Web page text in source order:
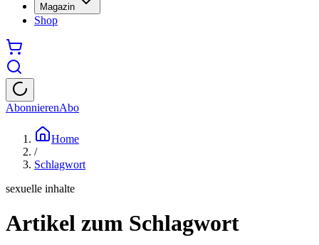
Magazin
Shop
AbonnierenAbo
Home
/
Schlagwort
sexuelle inhalte
Artikel zum Schlagwort